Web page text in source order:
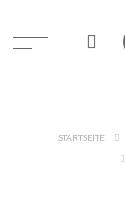
STARTSEITE